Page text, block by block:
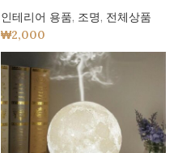
인테리어 용품, 조명, 전체상품
₩2,000